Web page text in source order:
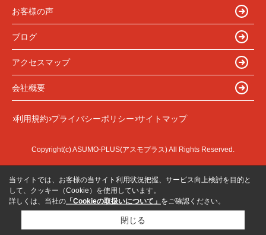
お客様の声
ブログ
アクセスマップ
会社概要
利用規約 プライバシーポリシー サイトマップ
Copyright(c) ASUMO-PLUS(アスモプラス) All Rights Reserved.
当サイトでは、お客様の当サイト利用状況把握、サービス向上検討を目的と
して、クッキー（Cookie）を使用しています。
詳しくは、当社の 「Cookieの取扱いについて」 をご確認ください。
閉じる